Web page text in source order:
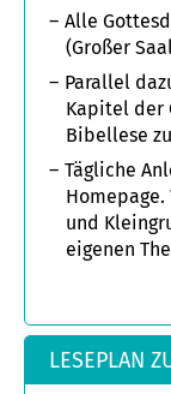
Alle
(Großer
Parallel
Kapitel der
Bibellese
Tägliche
und
eigenen
LESEPLAN